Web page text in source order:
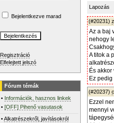
Bejelentkezve marad
Regisztráció
Elfelejtett jelszó
Fórum témák
• Információk, hasznos linkek
•[OFF] Pihenő vasutasok
•Alkatrészekről, javításokról
Lapozás
(#20231)
Az a baj
nehogy
A titok a
És
Ez
(#20237)
Ezzel
mennyi